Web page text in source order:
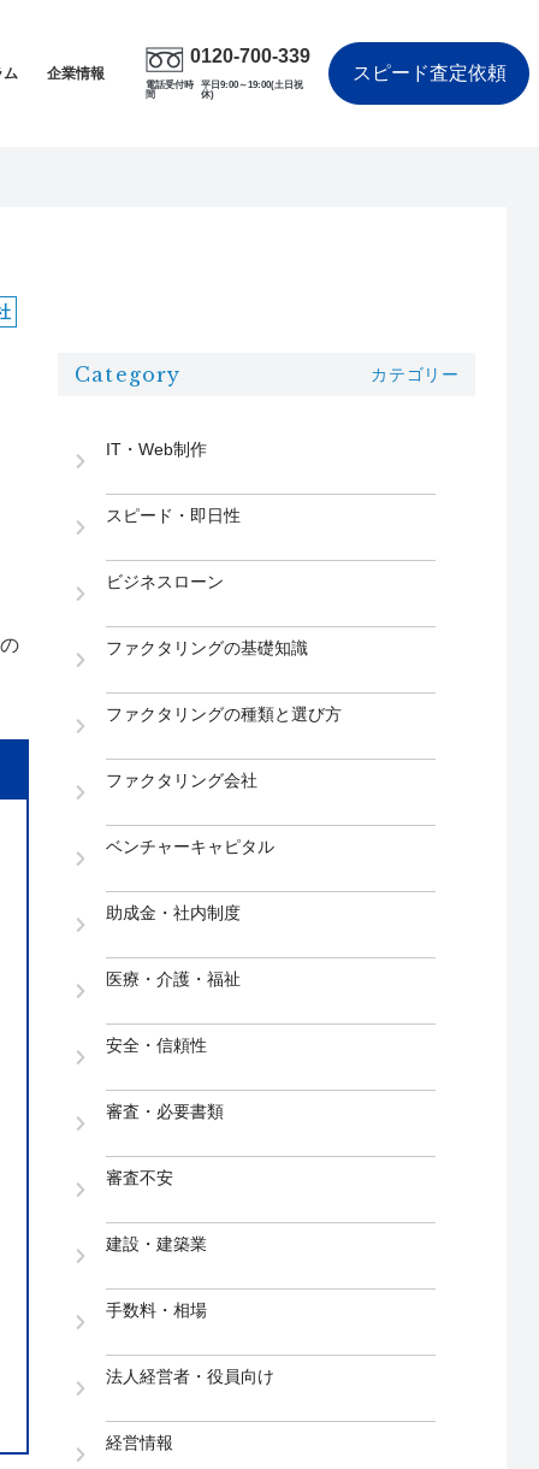
ム 企業情報
0120-700-339
電話受付時
間
平日9:00～19:00(土日祝
休)
スピード査定依頼
Category カテゴリー
IT・Web制作
スピード・即日性
ビジネスローン
ファクタリングの基礎知識
ファクタリングの種類と選び方
ファクタリング会社
ベンチャーキャピタル
助成金・社内制度
医療・介護・福祉
安全・信頼性
審査・必要書類
審査不安
建設・建築業
手数料・相場
法人経営者・役員向け
経営情報